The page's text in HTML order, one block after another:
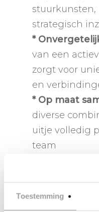
Toestemming
strategisch
*
van een
zorgt voor
en
* Op maat
diverse
uitje volledig
team